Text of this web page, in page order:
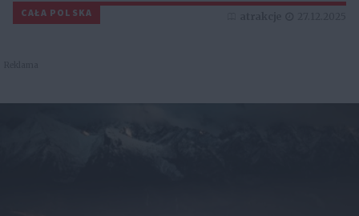
CAŁA POLSKA